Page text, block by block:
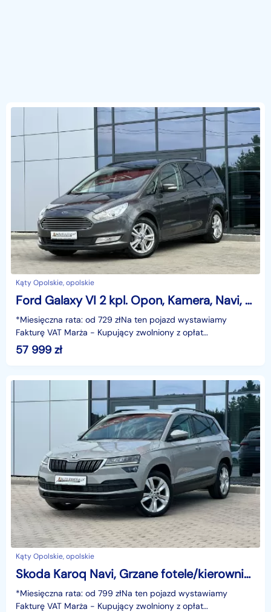
Kąty Opolskie, opolskie
Ford Galaxy VI 2 kpl. Opon, Kamera, Navi, Climatronic, Grzane fotele, Hak, GWARANCJ
*Miesięczna rata: od 729 złNa ten pojazd wystawiamy
Fakturę VAT Marża - Kupujący zwolniony z opłat
skarbowych.Gwarancja: 6 miesięcy.Cechy szczególne:Wersja
z si
57 999 zł
Kąty Opolskie, opolskie
Skoda Karoq Navi, Grzane fotele/kierownica, Alu, Climatronic, Full LED, GWARANCJ
*Miesięczna rata: od 799 złNa ten pojazd wystawiamy
Fakturę VAT Marża - Kupujący zwolniony z opłat